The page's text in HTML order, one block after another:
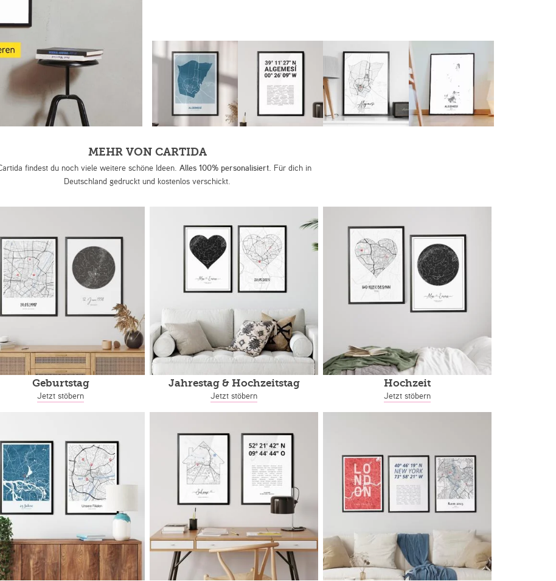
MEHR VON CARTIDA
findest du noch viele weitere schöne Ideen. Alles 100% personalisiert. Für dich in
Deutschland gedruckt und kostenlos verschickt.
Geburtstag
Jetzt stöbern
Jahrestag& Hochzeitstag
Jetzt stöbern
Hochzeit
Jetzt stöbern